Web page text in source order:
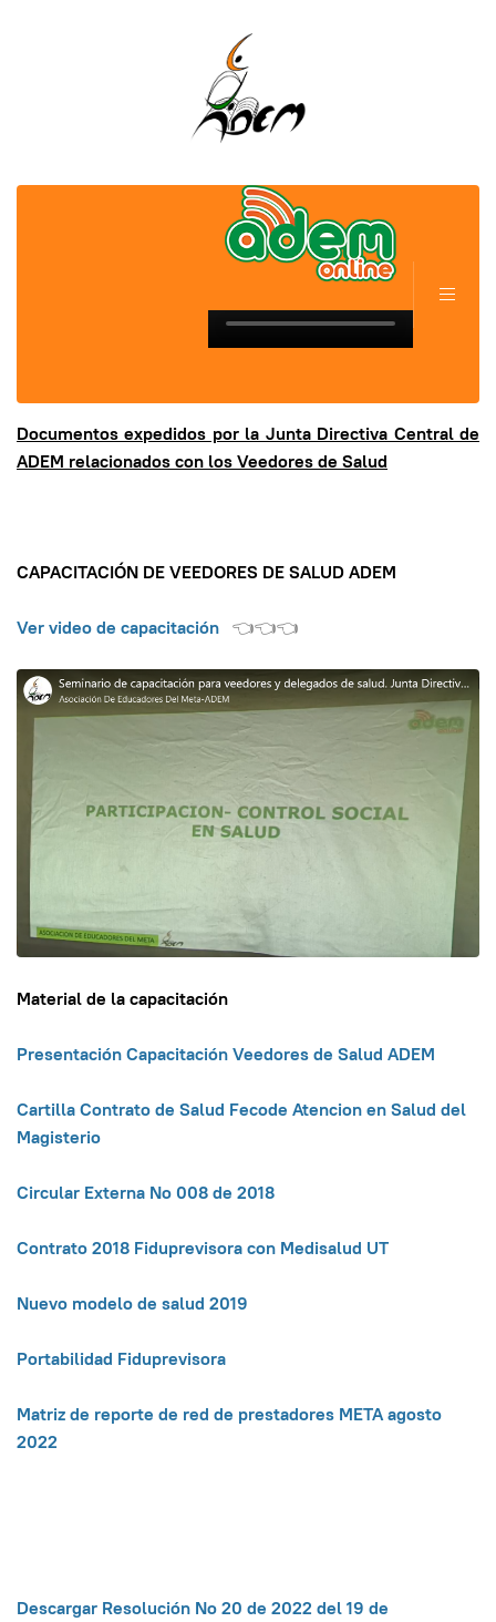
Documentos expedidos por la Junta Directiva Central de
ADEM relacionados con los Veedores de Salud
CAPACITACIÓN DE VEEDORES DE SALUD ADEM
Ver video de capacitación 👈👈👈
Material de la capacitación
Presentación Capacitación Veedores de Salud ADEM
Cartilla Contrato de Salud Fecode Atencion en Salud del
Magisterio
Circular Externa No 008 de 2018
Contrato 2018 Fiduprevisora con Medisalud UT
Nuevo modelo de salud 2019
Portabilidad Fiduprevisora
Matriz de reporte de red de prestadores META agosto
2022
Descargar Resolución No 20 de 2022 del 19 de